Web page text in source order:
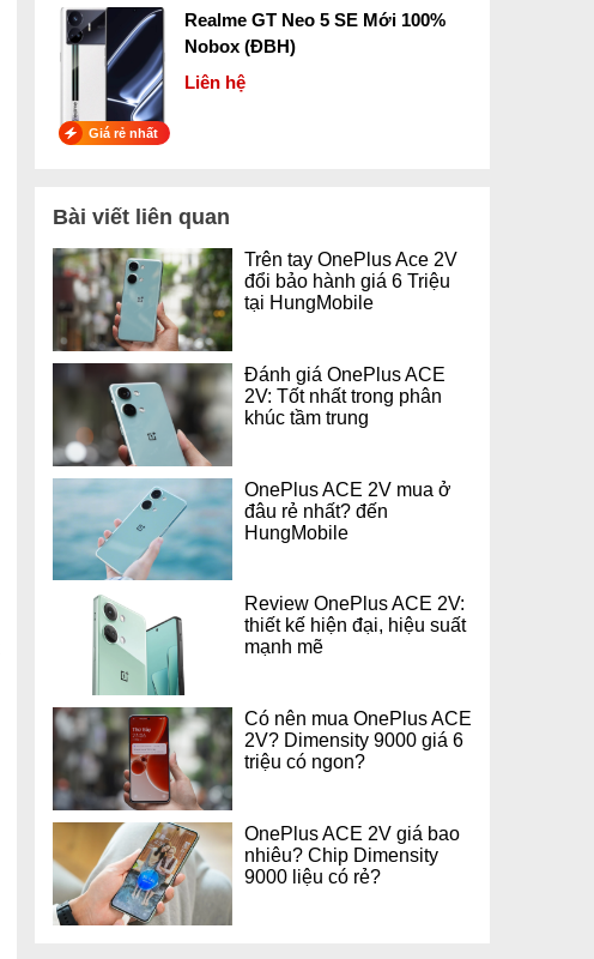
Realme GT Neo 5 SE Mới 100%
Nobox (ĐBH)
Liên hệ
Giá rẻ nhất
Bài viết liên quan
Trên tay OnePlus Ace 2V
đổi bảo hành giá 6 Triệu
tại HungMobile
Đánh giá OnePlus ACE
2V: Tốt nhất trong phân
khúc tầm trung
OnePlus ACE 2V mua ở
đâu rẻ nhất? đến
HungMobile
Review OnePlus ACE 2V:
thiết kế hiện đại, hiệu suất
mạnh mẽ
Có nên mua OnePlus ACE
2V? Dimensity 9000 giá 6
triệu có ngon?
OnePlus ACE 2V giá bao
nhiêu? Chip Dimensity
9000 liệu có rẻ?